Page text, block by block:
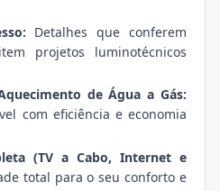
Detalhes que conferem
projetos luminotécnicos
de Água a Gás:
com eficiência e economia
(TV a Cabo, Internet e
total para o seu conforto e